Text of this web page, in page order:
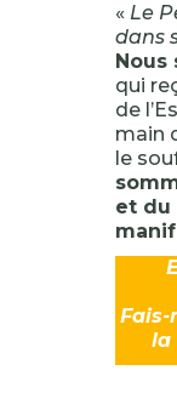
« Le
dans
Nous
qui
de
main
le
et du
Fais-
la